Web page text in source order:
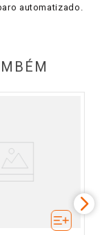
automatizado.